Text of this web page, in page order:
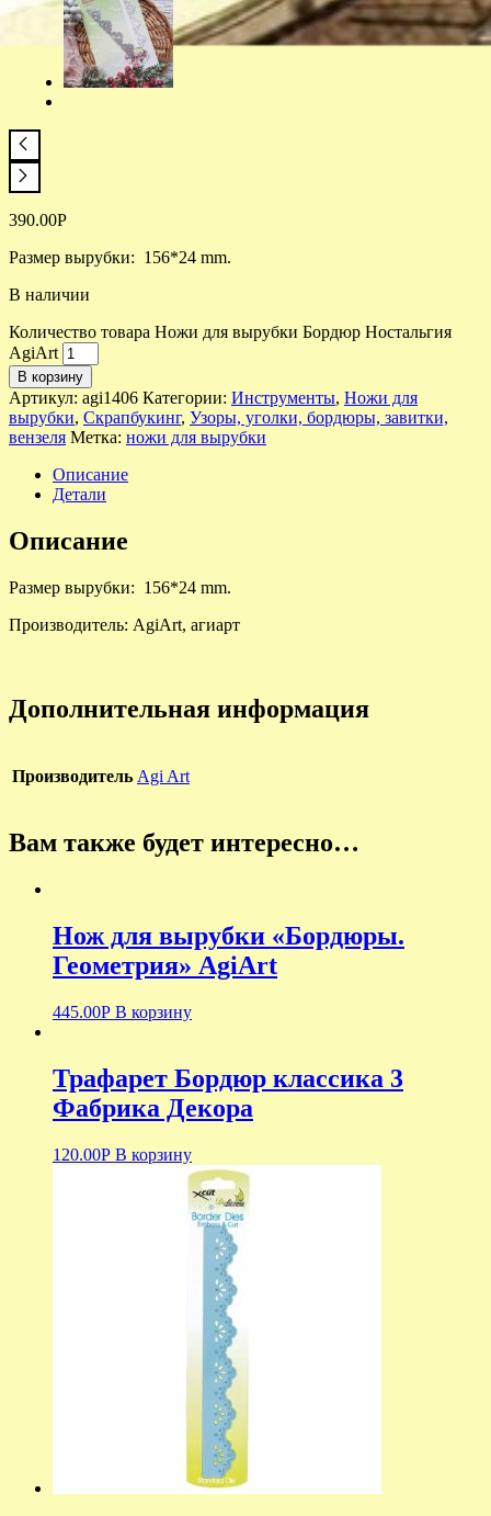
390.00Р
Размер вырубки: 156*24 mm.
В наличии
Количество товара Ножи для вырубки Бордюр Ностальгия
AgiArt
В корзину
Артикул: agi1406 Категории: Инструменты, Ножи для
вырубки, Скрапбукинг, Узоры, уголки, бордюры, завитки,
вензеля Метка: ножи для вырубки
Описание
Детали
Описание
Размер вырубки: 156*24 mm.
Производитель: AgiArt, агиарт
Дополнительная информация
Производитель Agi Art
Вам также будет интересно…
Нож для вырубки «Бордюры.
Геометрия» AgiArt
445.00Р В корзину
Трафарет Бордюр классика 3
Фабрика Декора
120.00Р В корзину